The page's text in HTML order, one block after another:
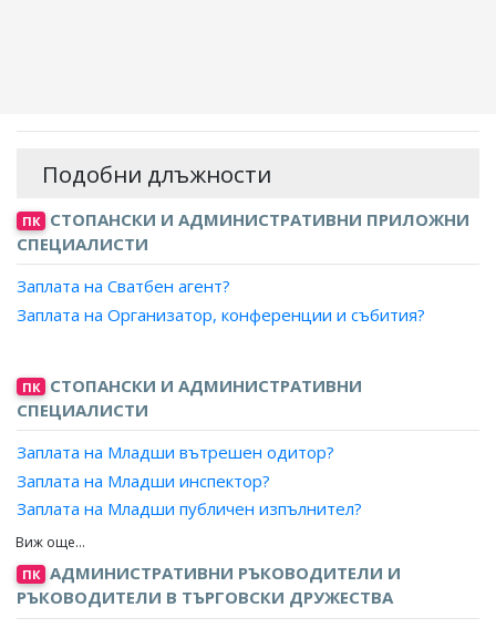
Подобни длъжности
ПК СТОПАНСКИ И АДМИНИСТРАТИВНИ ПРИЛОЖНИ
СПЕЦИАЛИСТИ
Заплата на Сватбен агент?
Заплата на Организатор, конференции и събития?
ПК СТОПАНСКИ И АДМИНИСТРАТИВНИ
СПЕЦИАЛИСТИ
Заплата на Младши вътрешен одитор?
Заплата на Младши инспектор?
Заплата на Младши публичен изпълнител?
Заплата на Старши експерт, кметство?
Заплата на Младши експерт, кметство?
Заплата на Младши експерт?
Заплата на Изследовател?
ПК АДМИНИСТРАТИВНИ РЪКОВОДИТЕЛИ И
РЪКОВОДИТЕЛИ В ТЪРГОВСКИ ДРУЖЕСТВА